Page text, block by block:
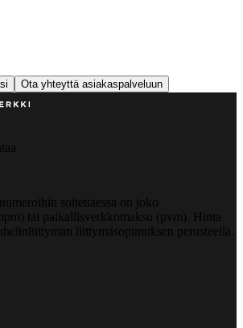
Ota yhteyttä asiakaspalveluun
soitettaessa on joko
tai paikallisverkkomaksu (pvm). Hinta
liittymäsopimuksen perusteella.